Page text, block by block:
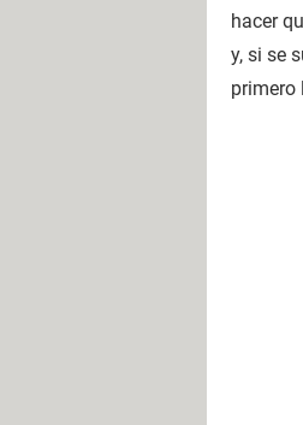
hacer
y, si se
primero